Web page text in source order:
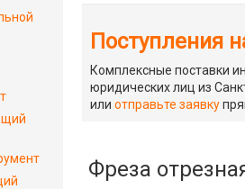
Поступления
Комплексные поставки
юридических лиц из
илиотправьте заявку
Фреза